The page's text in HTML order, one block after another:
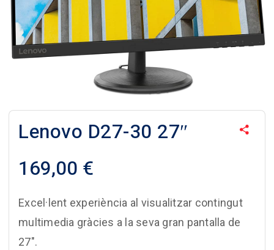
Lenovo D27-30 27″
169,00 €
Excel·lent experiència al visualitzar contingut
multimedia gràcies a la seva gran pantalla de
27″.